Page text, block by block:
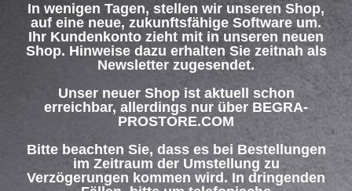
In wenigen Tagen, stellen wir unseren Shop,
auf eine neue, zukunftsfähige Software um.
Ihr Kundenkonto zieht mit in unseren neuen
Shop. Hinweise dazu erhalten Sie zeitnah als
Newsletter zugesendet.
Unser neuer Shop ist aktuell schon
erreichbar, allerdings nur über BEGRA-
PROSTORE.COM
Bitte beachten Sie, dass es bei Bestellungen
im Zeitraum der Umstellung zu
Verzögerungen kommen wird. In dringenden
SERVICE HOTLINE
INFORMATIONEN
Über uns Hilfe / Support Kontakt